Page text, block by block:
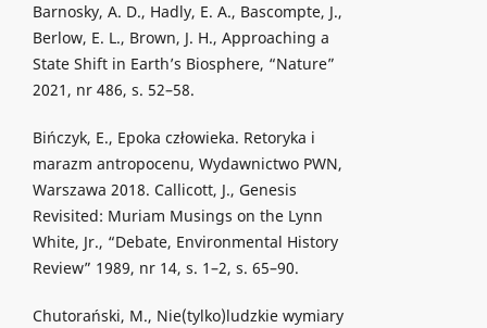
Barnosky, A. D., Hadly, E. A., Bascompte, J.,
Berlow, E. L., Brown, J. H., Approaching a
State Shift in Earth’s Biosphere, “Nature”
2021, nr 486, s. 52–58.
Bińczyk, E., Epoka człowieka. Retoryka i
marazm antropocenu, Wydawnictwo PWN,
Warszawa 2018. Callicott, J., Genesis
Revisited: Muriam Musings on the Lynn
White, Jr., “Debate, Environmental History
Review” 1989, nr 14, s. 1–2, s. 65–90.
Chutorański, M., Nie(tylko)ludzkie wymiary